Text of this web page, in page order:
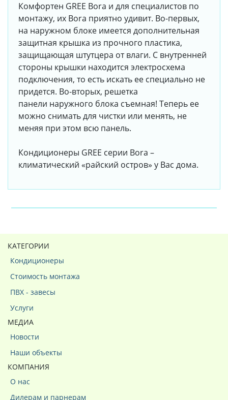
Комфортен GREE Bora и для специалистов по
монтажу, их Bora приятно удивит. Во-первых,
на наружном блоке имеется дополнительная
защитная крышка из прочного пластика,
защищающая штутцера от влаги. С внутренней
стороны крышки находится электросхема
подключения, то есть искать ее специально не
придется. Во-вторых, решетка
панели наружного блока съемная! Теперь ее
можно снимать для чистки или менять, не
меняя при этом всю панель.
Кондиционеры GREE серии Bora –
климатический «райский остров» у Вас дома.
КАТЕГОРИИ
Кондиционеры
Стоимость монтажа
ПВХ - завесы
Услуги
МЕДИА
Новости
Наши объекты
КОМПАНИЯ
О нас
Дилерам и парнерам